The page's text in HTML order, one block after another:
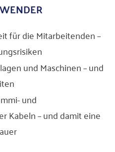
für die Mitarbeitenden –
und Maschinen – und
und
Kabeln – und damit eine